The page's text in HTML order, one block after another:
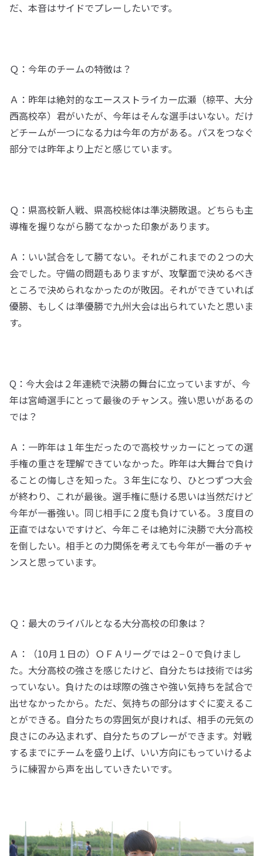
だ、本音はサイドでプレーしたいです。
Ｑ：今年のチームの特徴は？
Ａ：昨年は絶対的なエースストライカー広瀬（椋平、大分
西高校卒）君がいたが、今年はそんな選手はいない。だけ
どチームが一つになる力は今年の方がある。パスをつなぐ
部分では昨年より上だと感じています。
Ｑ：県高校新人戦、県高校総体は準決勝敗退。どちらも主
導権を握りながら勝てなかった印象があります。
Ａ：いい試合をして勝てない。それがこれまでの２つの大
会でした。守備の問題もありますが、攻撃面で決めるべき
ところで決められなかったのが敗因。それができていれば
優勝、もしくは準優勝で九州大会は出られていたと思いま
す。
Q：今大会は２年連続で決勝の舞台に立っていますが、今
年は宮崎選手にとって最後のチャンス。強い思いがあるの
では？
Ａ：一昨年は１年生だったので高校サッカーにとっての選
手権の重さを理解できていなかった。昨年は大舞台で負け
ることの悔しさを知った。３年生になり、ひとつずつ大会
が終わり、これが最後。選手権に懸ける思いは当然だけど
今年が一番強い。同じ相手に２度も負けている。３度目の
正直ではないですけど、今年こそは絶対に決勝で大分高校
を倒したい。相手との力関係を考えても今年が一番のチャ
ンスと思っています。
Ｑ：最大のライバルとなる大分高校の印象は？
Ａ：（10月１日の）ＯＦＡリーグでは２−０で負けまし
た。大分高校の強さを感じたけど、自分たちは技術では劣
っていない。負けたのは球際の強さや強い気持ちを試合で
出せなかったから。ただ、気持ちの部分はすぐに変えるこ
とができる。自分たちの雰囲気が良ければ、相手の元気の
良さにのみ込まれず、自分たちのプレーができます。対戦
するまでにチームを盛り上げ、いい方向にもっていけるよ
うに練習から声を出していきたいです。